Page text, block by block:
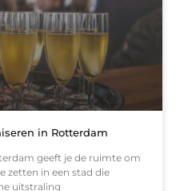
in Rotterdam
geeft je de ruimte om
zetten in een stad die
uitstraling